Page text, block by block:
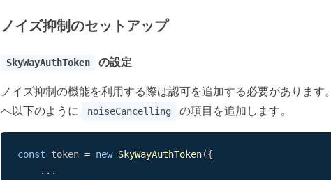
ノイズ抑制のセットアップ
SkyWayAuthToken の設定
ノイズ抑制の機能を利用する際は認可を追加する必要があります。
へ以下のように noiseCancelling の項目を追加します。
const token = new SkyWayAuthToken({
...